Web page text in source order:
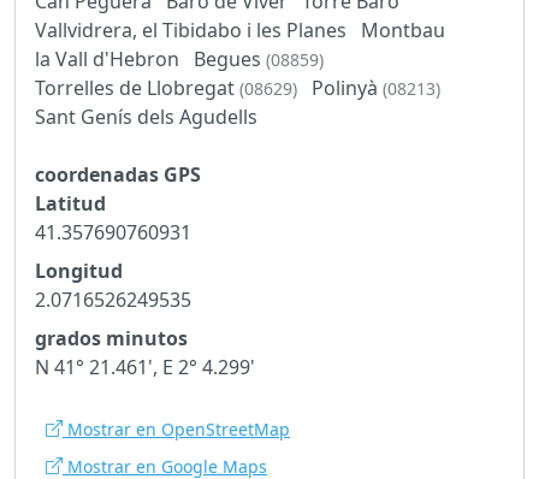
Vallvidrera, el Tibidabo i les Planes
Montbau
la Vall d'Hebron
Begues (08859)
Torrelles de Llobregat (08629) Polinyà (08213)
Sant Genís dels Agudells
coordenadas GPS
Latitud
41.357690760931
Longitud
2.0716526249535
grados minutos
N 41° 21.461', E 2° 4.299'
Mostrar en OpenStreetMap
Mostrar en Google Maps